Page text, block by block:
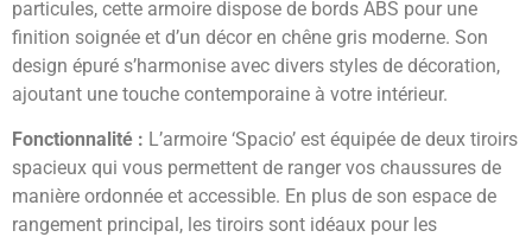
particules, cette armoire dispose de bords ABS pour une
finition soignée et d’un décor en chêne gris moderne. Son
design épuré s’harmonise avec divers styles de décoration,
ajoutant une touche contemporaine à votre intérieur.
Fonctionnalité : L’armoire ‘Spacio’ est équipée de deux tiroirs
spacieux qui vous permettent de ranger vos chaussures de
manière ordonnée et accessible. En plus de son espace de
rangement principal, les tiroirs sont idéaux pour les